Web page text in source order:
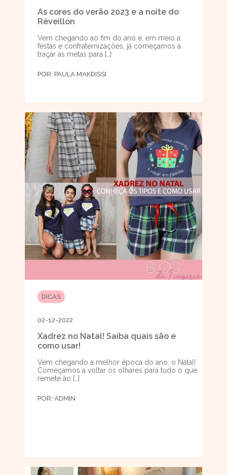
As cores do verão 2023 e a noite do
Réveillon
Vem chegando ao fim do ano e, em meio a
festas e confraternizações, já começamos a
traçar as metas para […]
POR: PAULA MAKDISSI
DICAS
02-12-2022
Xadrez no Natal! Saiba quais são e
como usar!
Vem chegando a melhor época do ano, o Natal!
Começamos a voltar os olhares para tudo o que
remete ao […]
POR: ADMIN